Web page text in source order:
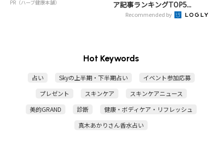
PR（ハーブ健康本舗）
ア記事ランキングTOP5...
Recommended by
Hot Keywords
占い Skyの上半期・下半期占い
イベント参加応募
プレゼント
スキンケア
スキンケアニュース
美的GRAND
診断
健康・ボディケア・リフレッシュ
真木あかりさん香水占い